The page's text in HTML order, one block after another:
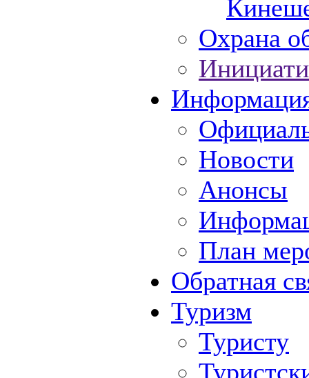
Охрана
Новости
Анонсы
План
Обратная
Туризм
Туристу